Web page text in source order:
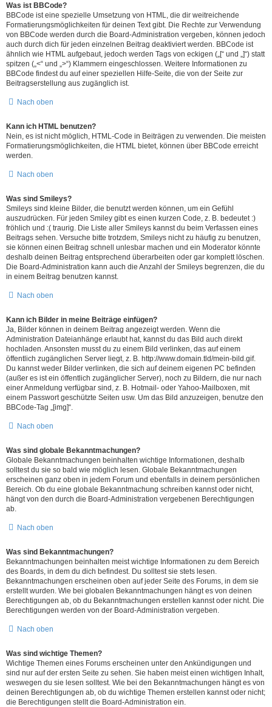
Was ist BBCode?
BBCode ist eine spezielle Umsetzung von HTML, die dir weitreichende
Formatierungsmöglichkeiten für deinen Text gibt. Die Rechte zur Verwendung
von BBCode werden durch die Board-Administration vergeben, können jedoch
auch durch dich für jeden einzelnen Beitrag deaktiviert werden. BBCode ist
ähnlich wie HTML aufgebaut, jedoch werden Tags von eckigen („[“ und „]“) statt
spitzen („<“ und „>“) Klammern eingeschlossen. Weitere Informationen zu
BBCode findest du auf einer speziellen Hilfe-Seite, die von der Seite zur
Beitragserstellung aus zugänglich ist.
Nach oben
Kann ich HTML benutzen?
Nein, es ist nicht möglich, HTML-Code in Beiträgen zu verwenden. Die meisten
Formatierungsmöglichkeiten, die HTML bietet, können über BBCode erreicht
werden.
Nach oben
Was sind Smileys?
Smileys sind kleine Bilder, die benutzt werden können, um ein Gefühl
auszudrücken. Für jeden Smiley gibt es einen kurzen Code, z. B. bedeutet :)
fröhlich und :( traurig. Die Liste aller Smileys kannst du beim Verfassen eines
Beitrags sehen. Versuche bitte trotzdem, Smileys nicht zu häufig zu benutzen,
sie können einen Beitrag schnell unlesbar machen und ein Moderator könnte
deshalb deinen Beitrag entsprechend überarbeiten oder gar komplett löschen.
Die Board-Administration kann auch die Anzahl der Smileys begrenzen, die du
in einem Beitrag benutzen kannst.
Nach oben
Kann ich Bilder in meine Beiträge einfügen?
Ja, Bilder können in deinem Beitrag angezeigt werden. Wenn die
Administration Dateianhänge erlaubt hat, kannst du das Bild auch direkt
hochladen. Ansonsten musst du zu einem Bild verlinken, das auf einem
öffentlich zugänglichen Server liegt, z. B. http://www.domain.tld/mein-bild.gif.
Du kannst weder Bilder verlinken, die sich auf deinem eigenen PC befinden
(außer es ist ein öffentlich zugänglicher Server), noch zu Bildern, die nur nach
einer Anmeldung verfügbar sind, z. B. Hotmail- oder Yahoo-Mailboxen, mit
einem Passwort geschützte Seiten usw. Um das Bild anzuzeigen, benutze den
BBCode-Tag „[img]“.
Nach oben
Was sind globale Bekanntmachungen?
Globale Bekanntmachungen beinhalten wichtige Informationen, deshalb
solltest du sie so bald wie möglich lesen. Globale Bekanntmachungen
erscheinen ganz oben in jedem Forum und ebenfalls in deinem persönlichen
Bereich. Ob du eine globale Bekanntmachung schreiben kannst oder nicht,
hängt von den durch die Board-Administration vergebenen Berechtigungen
ab.
Nach oben
Was sind Bekanntmachungen?
Bekanntmachungen beinhalten meist wichtige Informationen zu dem Bereich
des Boards, in dem du dich befindest. Du solltest sie stets lesen.
Bekanntmachungen erscheinen oben auf jeder Seite des Forums, in dem sie
erstellt wurden. Wie bei globalen Bekanntmachungen hängt es von deinen
Berechtigungen ab, ob du Bekanntmachungen erstellen kannst oder nicht. Die
Berechtigungen werden von der Board-Administration vergeben.
Nach oben
Was sind wichtige Themen?
Wichtige Themen eines Forums erscheinen unter den Ankündigungen und
sind nur auf der ersten Seite zu sehen. Sie haben meist einen wichtigen Inhalt,
weswegen du sie lesen solltest. Wie bei den Bekanntmachungen hängt es von
deinen Berechtigungen ab, ob du wichtige Themen erstellen kannst oder nicht;
die Berechtigungen stellt die Board-Administration ein.